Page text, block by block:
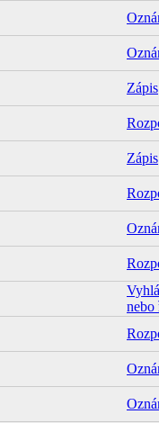
Zápis
Zápis
nebo